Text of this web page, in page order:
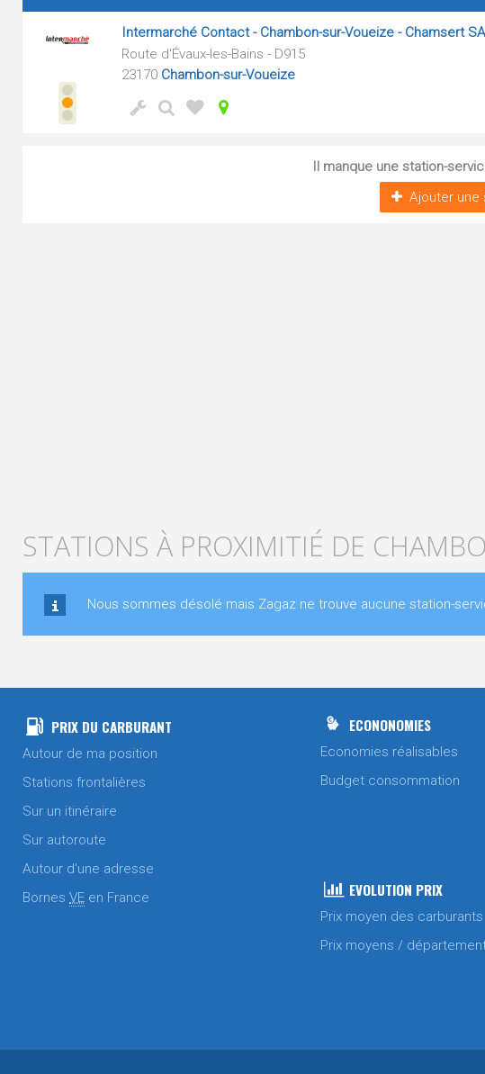
Intermarché Contact - Chambon-sur-Voueize - Chamsert SA
Route d'Évaux-les-Bains - D915
23170 Chambon-sur-Voueize
Il manque une station-
Ajouter une
STATIONS À PROXIMITIÉ DE
Nous sommes désolé mais Zagaz ne trouve aucune station-
PRIX DU CARBURANT
Autour de ma position
Stations frontalières
Sur un itinéraire
Sur autoroute
Autour d'une adresse
Bornes VE en France
ECONONOMIES
Economies réalisables
Budget consommation
EVOLUTION PRIX
Prix moyen des carburants
Prix moyens /